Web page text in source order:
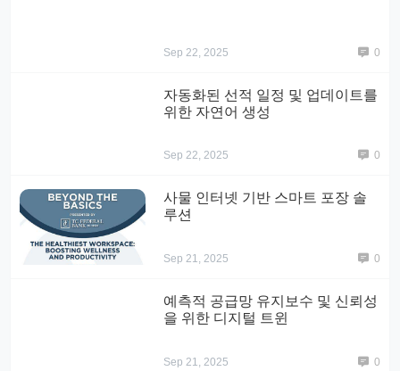
Sep 22, 2025 0
자동화된 선적 일정 및 업데이트를
위한 자연어 생성
Sep 22, 2025 0
사물 인터넷 기반 스마트 포장 솔
루션
Sep 21, 2025 0
예측적 공급망 유지보수 및 신뢰성
을 위한 디지털 트윈
Sep 21, 2025 0